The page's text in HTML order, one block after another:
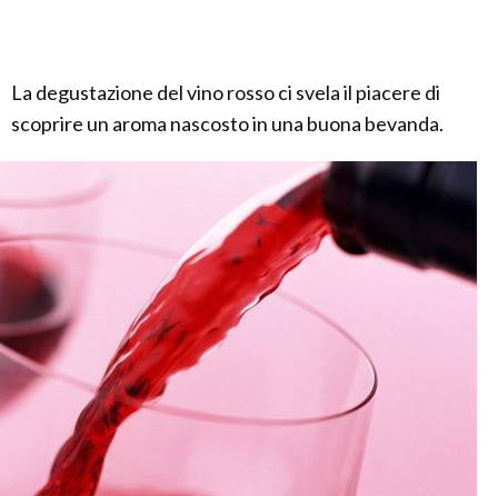
La degustazione del vino rosso ci svela il piacere di
scoprire un aroma nascosto in una buona bevanda.